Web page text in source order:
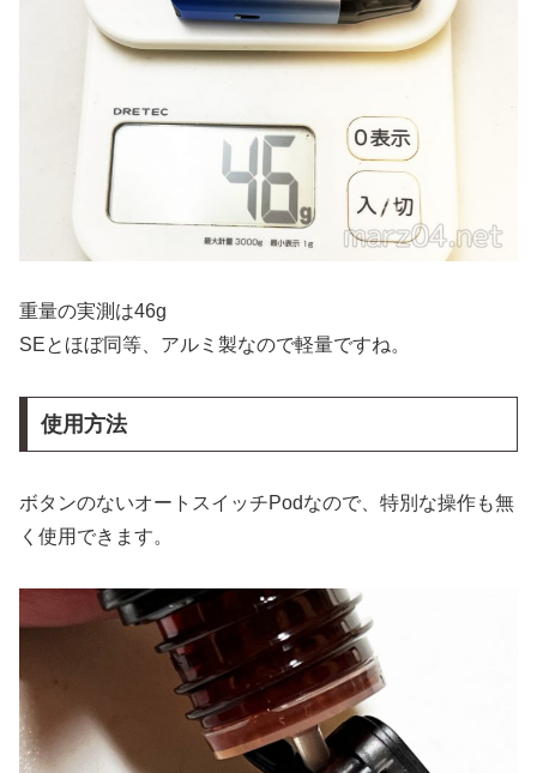
重量の実測は46g
SEとほぼ同等、アルミ製なので軽量ですね。
使用方法
ボタンのないオートスイッチPodなので、特別な操作も無
く使用できます。